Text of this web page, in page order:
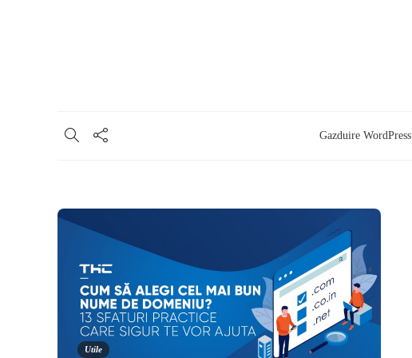
Gazduire WordPress
Utile